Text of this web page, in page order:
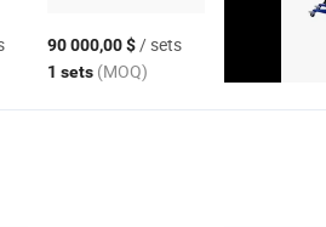
90 000,00 $/ sets
1 sets (MOQ)